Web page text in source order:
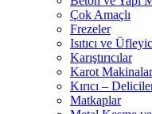
Çok Amaçlı
Frezeler
Isıtıcı ve
Karıştırıcılar
Karot
Kırıcı –
Matkaplar